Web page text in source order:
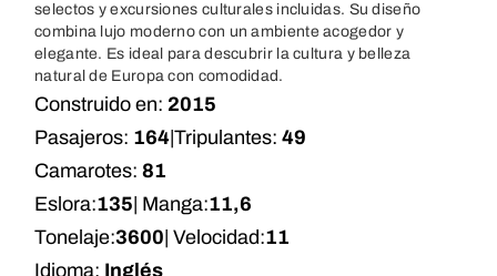
selectos y excursiones culturales incluidas. Su diseño
combina lujo moderno con un ambiente acogedor y
elegante. Es ideal para descubrir la cultura y belleza
natural de Europa con comodidad.
Construido en: 2015
Pasajeros: 164 Tripulantes: 49
Camarotes: 81
Eslora:135 | Manga:11,6
Tonelaje:3600 | Velocidad:11
Idioma: Inglés